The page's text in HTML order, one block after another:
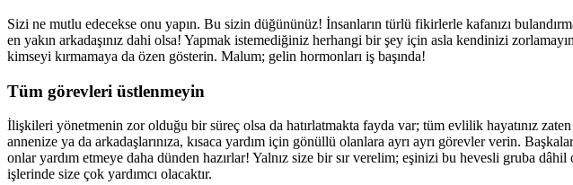
Sizi ne mutlu edecekse onu yapın. Bu sizin düğününüz! İnsanların türlü fikirlerle kafanızı
en yakın arkadaşınız dahi olsa! Yapmak istemediğiniz herhangi bir şey için asla kendinizi
kimseyi kırmamaya da özen gösterin. Malum; gelin hormonları iş başında!
Tüm görevleri üstlenmeyin
İlişkileri yönetmenin zor olduğu bir süreç olsa da hatırlatmakta fayda var; tüm evlilik hayatınız
annenize ya da arkadaşlarınıza, kısaca yardım için gönüllü olanlara ayrı ayrı görevler verin.
onlar yardım etmeye daha dünden hazırlar! Yalnız size bir sır verelim; eşinizi bu hevesli gruba
işlerinde size çok yardımcı olacaktır.